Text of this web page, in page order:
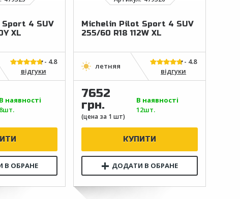
4 SUV
XL
відгуки
В наявності
8шт.
Michelin Pilot Sport 4 SUV
255/60 R18 112W XL
відгуки
7652
грн.
В наявності
12шт.